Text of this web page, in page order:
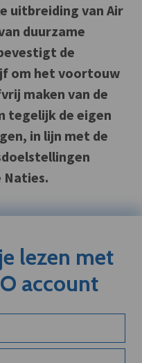
uitbreiding van Air
duurzame
de
om het voortouw
maken van de
tegelijk de eigen
in lijn met de
Naties.
lezen met
account